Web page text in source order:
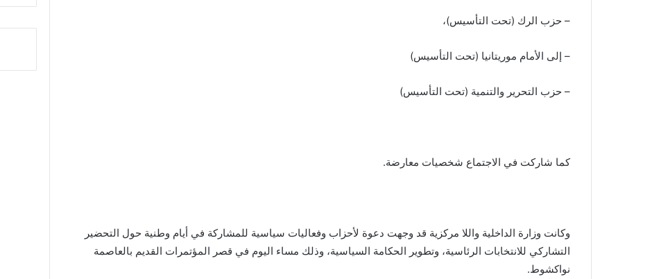
– حزب الرك (تحت التأسيس)،
– إلى الأمام موريتانيا (تحت التأسيس)
– حزب التحرير والتنمية (تحت التأسيس)
كما شاركت في الاجتماع شخصيات معارضة.
وكانت وزارة الداخلية واللا مركزية قد وجهت دعوة لأحزاب وفعاليات سياسية للمشاركة في أيام وطنية حول التحضير
التشاركي للانتخابات الرئاسية، وتطوير الحكامة السياسية، وذلك مساء اليوم في قصر المؤتمرات القديم بالعاصمة
نواكشوط.